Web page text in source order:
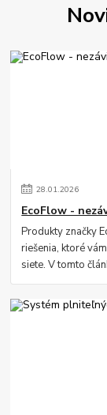
28.01.2026
EcoFlow -
Produkty značky
riešenia, ktoré
siete. V tomto